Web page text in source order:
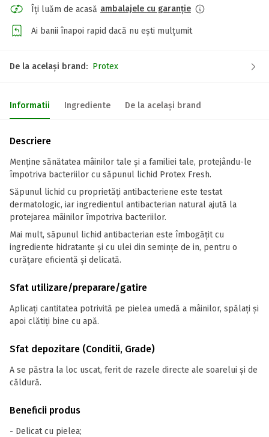
Îți luăm de acasă ambalajele cu garanție
Ai banii înapoi rapid dacă nu ești mulțumit
De la același brand: Protex
Informatii Ingrediente De la același brand
Descriere
Menține sănătatea mâinilor tale și a familiei tale, protejându-le
împotriva bacteriilor cu săpunul lichid Protex Fresh.
Săpunul lichid cu proprietăți antibacteriene este testat
dermatologic, iar ingredientul antibacterian natural ajută la
protejarea mâinilor împotriva bacteriilor.
Mai mult, săpunul lichid antibacterian este îmbogățit cu
ingrediente hidratante și cu ulei din semințe de in, pentru o
curățare eficientă și delicată.
Sfat utilizare/preparare/gatire
Aplicați cantitatea potrivită pe pielea umedă a mâinilor, spălați și
apoi clătiți bine cu apă.
Sfat depozitare (Conditii, Grade)
A se păstra la loc uscat, ferit de razele directe ale soarelui și de
căldură.
Beneficii produs
- Delicat cu pielea;